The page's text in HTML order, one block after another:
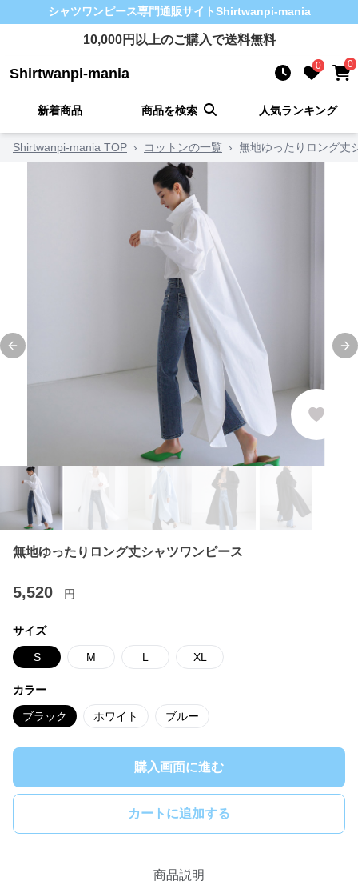
シャツワンピース専門通販サイトShirtwanpi-mania
10,000円以上のご購入で送料無料
Shirtwanpi-mania 0 0
新着商品 商品を検索 人気ランキング
Shirtwanpi-mania TOP › コットンの一覧 › 無地ゆったりロング丈
Previous slide
無地ゆったりロング丈シャツワンピース
5,520 円
サイズ
S M L XL
カラー
ブラック ホワイト ブルー
購入画面に進む
カートに追加する
商品説明